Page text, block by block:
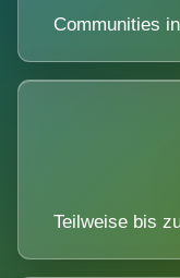
Communities
Teilweise bis